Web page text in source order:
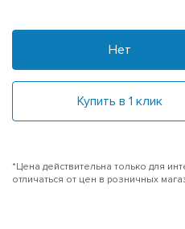
Нет
Купить в 1 клик
*Цена действительна только для
отличаться от цен в розничных